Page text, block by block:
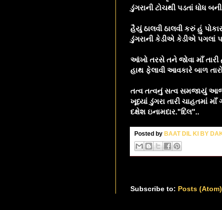
ડુંગરાની ટોચથી પડતાં ધોધ
હૈયું ઠાલવી ઠાલવી કરું હું
ડુંગરાની કેડીએ કેડીએ પગલાં
આંખો તરસે તને જોવા માઁ
હાથ ફેલાવી આવકારે બાળ
તત્વ તત્વનું સત્વ સમજાયું આજ
ખૂધ્યાં ડુંગરા તારી ચાહતમાં માઁ
દક્ષેશ ઇનામદાર."દિલ"..
Posted byBAAT DIL KI BY
Subscribe to: Posts (Atom)